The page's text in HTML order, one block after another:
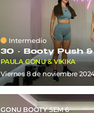
Intermedio
30 · Booty Push &
PAULA GONU & VIKIKA
viernes 8denoviembre
GONU BOOTY SEM 6